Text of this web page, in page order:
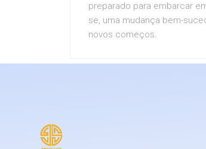
preparado para embarcar
se, uma mudança bem-
novos começos.